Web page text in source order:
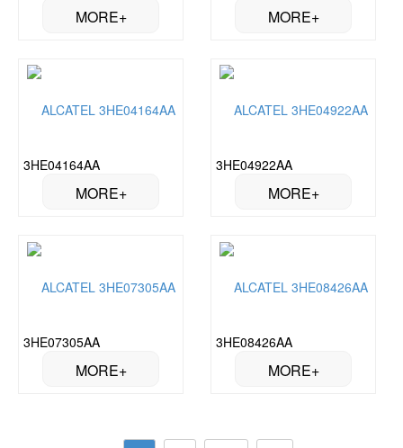
3HE04164AA 3HE04922AA
3HE07305AA 3HE08426AA